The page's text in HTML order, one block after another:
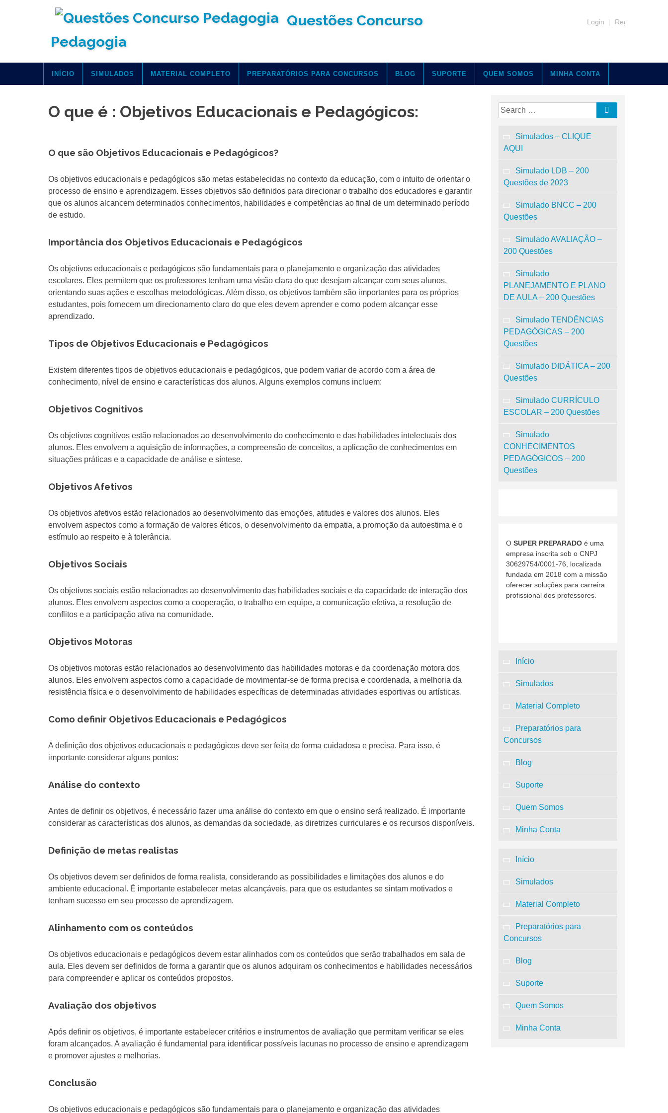
Questões Concurso
Pedagogia
Login | Register
INÍCIO SIMULADOS MATERIAL COMPLETO PREPARATÓRIOS PARA CONCURSOS BLOG SUPORTE QUEM SOMOS MINHA CONTA
O que é : Objetivos Educacionais e Pedagógicos:
O que são Objetivos Educacionais e Pedagógicos?
Os objetivos educacionais e pedagógicos são metas estabelecidas no contexto da educação, com o intuito de orientar o
processo de ensino e aprendizagem. Esses objetivos são definidos para direcionar o trabalho dos educadores e garantir
que os alunos alcancem determinados conhecimentos, habilidades e competências ao final de um determinado período
de estudo.
Importância dos Objetivos Educacionais e Pedagógicos
Os objetivos educacionais e pedagógicos são fundamentais para o planejamento e organização das atividades
escolares. Eles permitem que os professores tenham uma visão clara do que desejam alcançar com seus alunos,
orientando suas ações e escolhas metodológicas. Além disso, os objetivos também são importantes para os próprios
estudantes, pois fornecem um direcionamento claro do que eles devem aprender e como podem alcançar esse
aprendizado.
Tipos de Objetivos Educacionais e Pedagógicos
Existem diferentes tipos de objetivos educacionais e pedagógicos, que podem variar de acordo com a área de
conhecimento, nível de ensino e características dos alunos. Alguns exemplos comuns incluem:
Objetivos Cognitivos
Os objetivos cognitivos estão relacionados ao desenvolvimento do conhecimento e das habilidades intelectuais dos
alunos. Eles envolvem a aquisição de informações, a compreensão de conceitos, a aplicação de conhecimentos em
situações práticas e a capacidade de análise e síntese.
Objetivos Afetivos
Os objetivos afetivos estão relacionados ao desenvolvimento das emoções, atitudes e valores dos alunos. Eles
envolvem aspectos como a formação de valores éticos, o desenvolvimento da empatia, a promoção da autoestima e o
estímulo ao respeito e à tolerância.
Objetivos Sociais
Os objetivos sociais estão relacionados ao desenvolvimento das habilidades sociais e da capacidade de interação dos
alunos. Eles envolvem aspectos como a cooperação, o trabalho em equipe, a comunicação efetiva, a resolução de
conflitos e a participação ativa na comunidade.
Objetivos Motoras
Os objetivos motoras estão relacionados ao desenvolvimento das habilidades motoras e da coordenação motora dos
alunos. Eles envolvem aspectos como a capacidade de movimentar-se de forma precisa e coordenada, a melhoria da
resistência física e o desenvolvimento de habilidades específicas de determinadas atividades esportivas ou artísticas.
Como definir Objetivos Educacionais e Pedagógicos
A definição dos objetivos educacionais e pedagógicos deve ser feita de forma cuidadosa e precisa. Para isso, é
importante considerar alguns pontos:
Análise do contexto
Antes de definir os objetivos, é necessário fazer uma análise do contexto em que o ensino será realizado. É importante
considerar as características dos alunos, as demandas da sociedade, as diretrizes curriculares e os recursos disponíveis.
Definição de metas realistas
Os objetivos devem ser definidos de forma realista, considerando as possibilidades e limitações dos alunos e do
ambiente educacional. É importante estabelecer metas alcançáveis, para que os estudantes se sintam motivados e
tenham sucesso em seu processo de aprendizagem.
Alinhamento com os conteúdos
Os objetivos educacionais e pedagógicos devem estar alinhados com os conteúdos que serão trabalhados em sala de
aula. Eles devem ser definidos de forma a garantir que os alunos adquiram os conhecimentos e habilidades necessários
para compreender e aplicar os conteúdos propostos.
Avaliação dos objetivos
Após definir os objetivos, é importante estabelecer critérios e instrumentos de avaliação que permitam verificar se eles
foram alcançados. A avaliação é fundamental para identificar possíveis lacunas no processo de ensino e aprendizagem
e promover ajustes e melhorias.
Conclusão
Os objetivos educacionais e pedagógicos são fundamentais para o planejamento e organização das atividades
Search
for:
Simulados – CLIQUE
AQUI
Simulado LDB – 200
Questões de 2023
Simulado BNCC – 200
Questões
Simulado AVALIAÇÃO –
200 Questões
Simulado
PLANEJAMENTO E PLANO
DE AULA – 200 Questões
Simulado TENDÊNCIAS
PEDAGÓGICAS – 200
Questões
Simulado DIDÁTICA – 200
Questões
Simulado CURRÍCULO
ESCOLAR – 200 Questões
Simulado
CONHECIMENTOS
PEDAGÓGICOS – 200
Questões
O SUPER PREPARADOé uma
empresa inscrita sob o CNPJ
30629754/0001-76, localizada
fundada em 2018 com a missão
oferecer soluções para carreira
profissional dos professores.
Início
Simulados
Material Completo
Preparatórios para
Concursos
Blog
Suporte
Quem Somos
Minha Conta
Início
Simulados
Material Completo
Preparatórios para
Concursos
Blog
Suporte
Quem Somos
Minha Conta